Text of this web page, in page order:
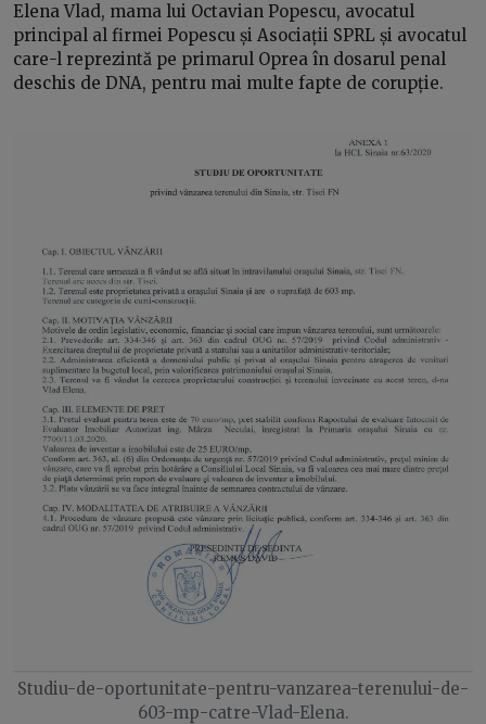
Elena Vlad, mama lui Octavian Popescu, avocatul
principal al firmei Popescu și Asociații SPRL și avocatul
care-l reprezintă pe primarul Oprea în dosarul penal
deschis de DNA, pentru mai multe fapte de corupție.
Studiu-de-oportunitate-pentru-vanzarea-terenului-de-
603-mp-catre-Vlad-Elena.